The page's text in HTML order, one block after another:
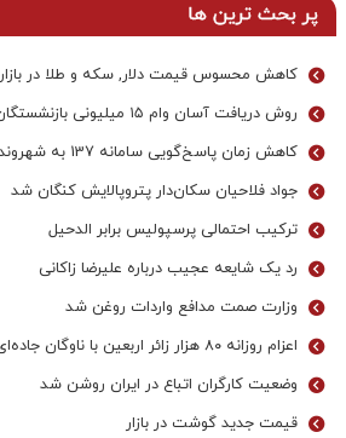
پر بحث ترین ها
کاهش محسوس قیمت دلار, سکه و طلا در بازار
روش دریافت آسان وام ۱۵ میلیونی بازنشستگان تامین اجتماعی
کاهش زمان پاسخ‌گویی سامانه 137 به شهروندان در سال ۱۴۰۱
جواد فلاحیان سکان‌دار پتروپالایش کنگان شد
ترکیب احتمالی پرسپولیس برابر الدحیل
رد یک شایعه عجیب درباره علیرضا زاکانی
وزارت صمت مدافع واردات روغن شد
اعزام روزانه ۸۰ هزار زائر اربعین با ناوگان جاده‌ای
وضعیت کارگران اتباع در ایران روشن شد
قیمت جدید گوشت در بازار